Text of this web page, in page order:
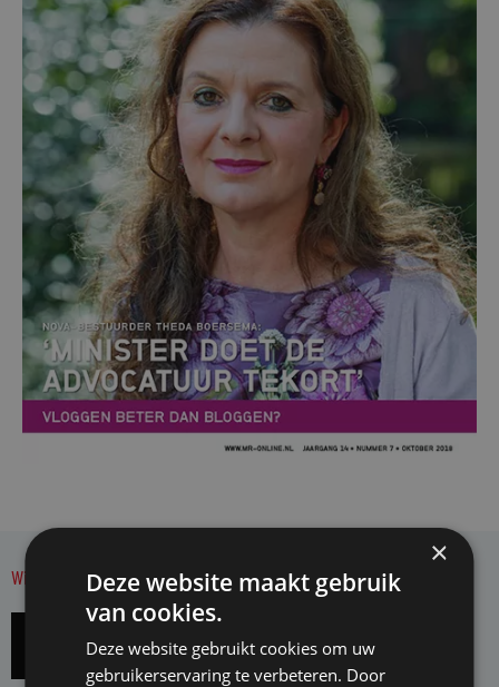
Wilt u zich abonneren op Mr. Magazine?
worden
×
Deze website maakt gebruik
van cookies.
Deze website gebruikt cookies om uw
gebruikerservaring te verbeteren. Door